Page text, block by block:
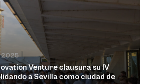
2025
Venture clausura su IV
a Sevilla como ciudad de